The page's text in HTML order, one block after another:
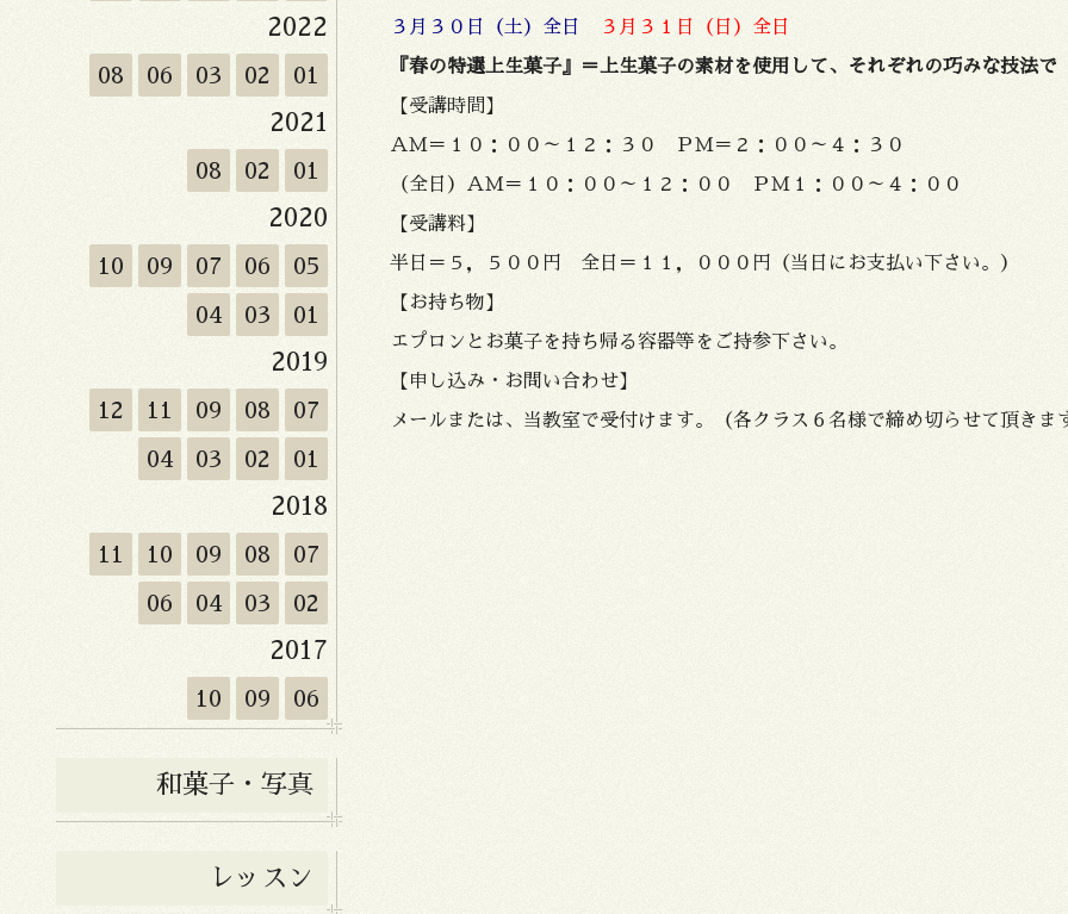
2022
08 06 03 02 01
2021
08 02 01
2020
10 09 07 06 05
04 03 01
2019
12 11 09 08 07
04 03 02 01
2018
11 10 09 08 07
06 04 03 02
2017
10 09 06
和菓子・写真
レッスン
３月３０日（土）全日 ３月３１日（日）全日
『春の特選上生菓子』＝上生菓子の素材を使用して、それぞれの巧みな技法
【受講時間】
ＡＭ＝１０：００～１２：３０ ＰＭ＝２：００～４：３０
（全日）ＡＭ＝１０：００～１２：００ ＰＭ１：００～４：００
【受講料】
半日＝５，５００円 全日＝１１，０００円（当日にお支払い下さい。）
【お持ち物】
エプロンとお菓子を持ち帰る容器等をご持参下さい。
【申し込み・お問い合わせ】
メールまたは、当教室で受付けます。（各クラス６名様で締め切らせて頂きま